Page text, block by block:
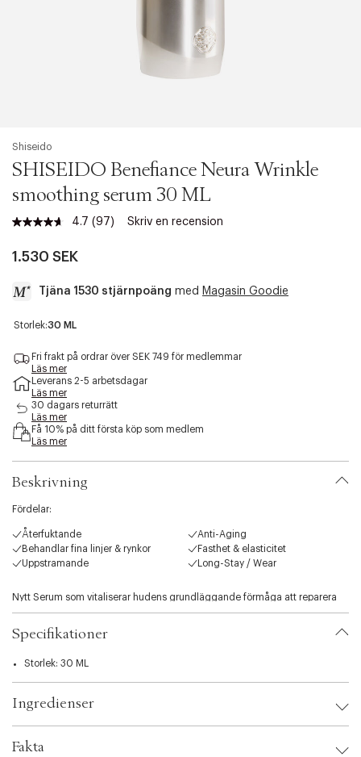
Shiseido
SHISEIDO Benefiance Neura Wrinkle
smoothing serum 30 ML
4.7 Läs
samma
(97) Skriv en recension
1.530 SEK
Tjäna 1530 stjärnpoäng med Magasin Goodie
a
c
s
b
i
t
.
v
a
t
i
o
.
l
t
Storlek:30 ML
Fri frakt på ordrar över SEK 749 för medlemmar
Läs mer
Leverans 2-5 arbetsdagar
Läs mer
30 dagars returrätt
Läs mer
Få 10% på ditt första köp som medlem
Läs mer
Beskrivning
Fördelar:
Återfuktande
Anti-Aging
Behandlar fina linjer & rynkor
Fasthet & elasticitet
Uppstramande
Long-Stay / Wear
Nytt Serum som vitaliserar hudens grundläggande förmåga att reparera
sig själv. Den tar huden tillbaka till den perfekta smidigheten och
elasticiteten. Formulerad med Retinol Soft Caps för att lyfta och fylla
huden inifrån. Shiseidos innovativa ReNeura Technology+ och KOMBU-
Specifikationer
Storlek: 30 ML
Ingredienser
Fakta